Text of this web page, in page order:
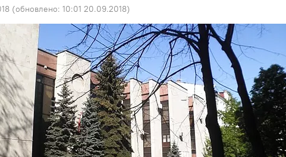
(обновлено: 10:01 20.09.2018)